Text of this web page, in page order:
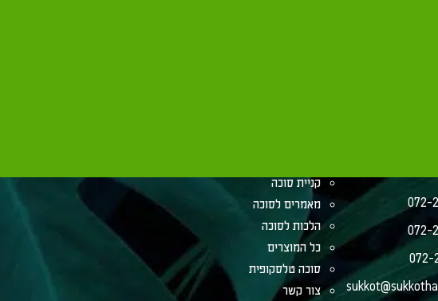
072-
072-
072-
קניית סוכה
מאמרים לסוכה
הלכות לסוכה
כל המוצרים
סוכה טלסקופית
צור קשר